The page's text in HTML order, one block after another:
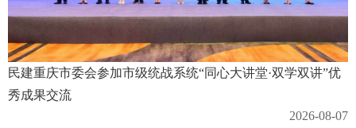
民建重庆市委会参加市级统战系统“同心大讲堂·双学双讲”优
秀成果交流
2026-08-07